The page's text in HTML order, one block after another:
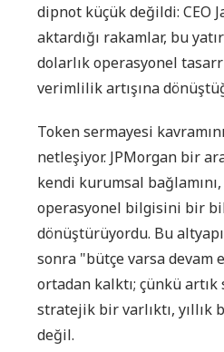
dipnot küçük değildi: CEO
aktardığı rakamlar, bu
dolarlık operasyonel
verimlilik artışına
Token sermayesi
netleşiyor. JPMorgan bir
kendi kurumsal
operasyonel bilgisini bir
dönüştürüyordu. Bu
sonra "bütçe varsa devam
ortadan kalktı; çünkü
stratejik bir varlıktı, yıllık
değil.